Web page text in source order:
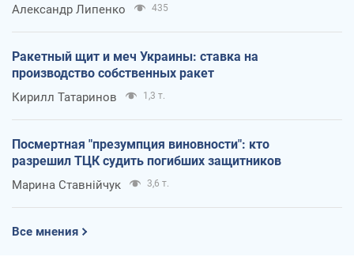
Александр Липенко 435
Ракетный щит и меч Украины: ставка на
производство собственных ракет
Кирилл Татаринов 1,3 т.
Посмертная "презумпция виновности": кто
разрешил ТЦК судить погибших защитников
Марина Ставнійчук 3,6 т.
Все мнения